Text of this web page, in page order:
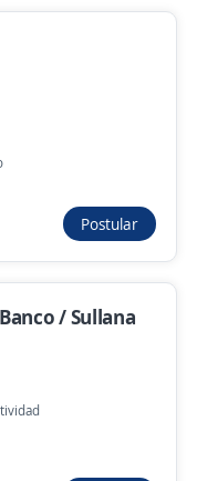
+Tarjeta
(Marko Jara)
Postular
/ Sullana